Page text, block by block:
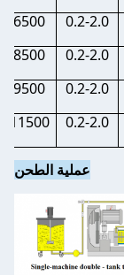
0.2-2.0
6500
0.2-2.0
8500
0.2-2.0
9500
0.2-2.0
11500
عملية الطحن